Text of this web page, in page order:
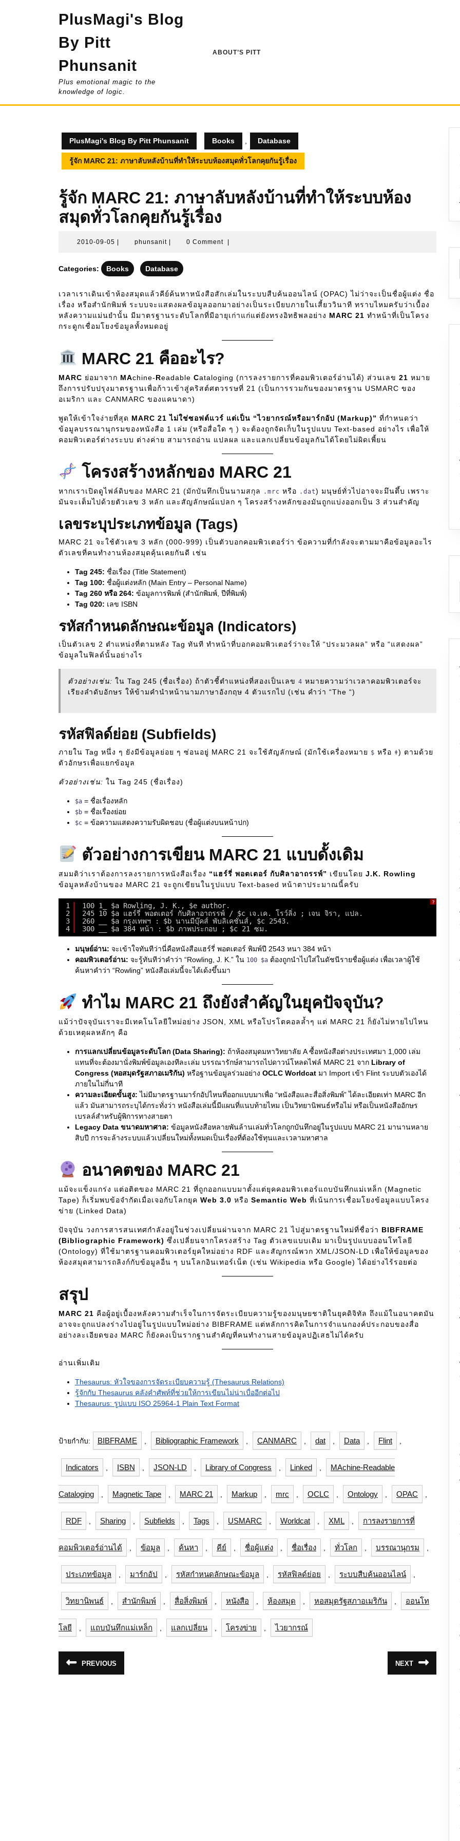
PlusMagi's Blog
By Pitt
Phunsanit
Plus emotional magic to the
knowledge of logic.
ABOUT’S PITT
PlusMagi's Blog By Pitt Phunsanit Books Database
รู้จัก MARC 21: ภาษาลับหลังบ้านที่ทำให้ระบบห้องสมุดทั่วโลกคุยกันรู้เรื่อง
รู้จัก MARC 21: ภาษาลับหลังบ้านที่ทำให้ระบบห้อง
สมุดทั่วโลกคุยกันรู้เรื่อง
2010-09-05 2010-phunsanit phunsanit0 Comment
Categories: Books Database
เวลาเราเดินเข้าห้องสมุดแล้วคีย์ค้นหาหนังสือสักเล่มในระบบสืบค้นออนไลน์ (OPAC) ไม่ว่าจะเป็นชื่อผู้แต่ง ชื่อ
เรื่อง หรือสำนักพิมพ์ ระบบจะแสดงผลข้อมูลออกมาอย่างเป็นระเบียบภายในเสี้ยววินาที ทราบไหมครับว่าเบื้อง
หลังความแม่นยำนั้น มีมาตรฐานระดับโลกที่มีอายุเก่าแก่แต่ยังทรงอิทธิพลอย่าง MARC 21 ทำหน้าที่เป็นโครง
กระดูกเชื่อมโยงข้อมูลทั้งหมดอยู่
MARC 21 คืออะไร?
MARC ย่อมาจาก MAchine-Readable Cataloging (การลงรายการที่คอมพิวเตอร์อ่านได้) ส่วนเลข 21 หมาย
ถึงการปรับปรุงมาตรฐานเพื่อก้าวเข้าสู่คริสต์ศตวรรษที่ 21 (เป็นการรวมกันของมาตรฐาน USMARC ของ
อเมริกา และ CANMARC ของแคนาดา)
พูดให้เข้าใจง่ายที่สุด MARC 21 ไม่ใช่ซอฟต์แวร์ แต่เป็น “ไวยากรณ์หรือมาร์กอัป (Markup)” ที่กำหนดว่า
ข้อมูลบรรณานุกรมของหนังสือ 1 เล่ม (หรือสื่อใด ๆ ) จะต้องถูกจัดเก็บในรูปแบบ Text-based อย่างไร เพื่อให้
คอมพิวเตอร์ต่างระบบ ต่างค่าย สามารถอ่าน แปลผล และแลกเปลี่ยนข้อมูลกันได้โดยไม่ผิดเพี้ยน
โครงสร้างหลักของ MARC 21
หากเราเปิดดูไฟล์ดิบของ MARC 21 (มักบันทึกเป็นนามสกุล .mrc หรือ .dat) มนุษย์ทั่วไปอาจจะมึนตึ้บ เพราะ
มันจะเต็มไปด้วยตัวเลข 3 หลัก และสัญลักษณ์แปลก ๆ โครงสร้างหลักของมันถูกแบ่งออกเป็น 3 ส่วนสำคัญ
เลขระบุประเภทข้อมูล (Tags)
MARC 21 จะใช้ตัวเลข 3 หลัก (000-999) เป็นตัวบอกคอมพิวเตอร์ว่า ข้อความที่กำลังจะตามมาคือข้อมูลอะไร
ตัวเลขที่คนทำงานห้องสมุดคุ้นเคยกันดี เช่น
Tag 245: ชื่อเรื่อง (Title Statement)
Tag 100: ชื่อผู้แต่งหลัก (Main Entry – Personal Name)
Tag 260 หรือ 264: ข้อมูลการพิมพ์ (สำนักพิมพ์, ปีที่พิมพ์)
Tag 020: เลข ISBN
รหัสกำหนดลักษณะข้อมูล (Indicators)
เป็นตัวเลข 2 ตำแหน่งที่ตามหลัง Tag ทันที ทำหน้าที่บอกคอมพิวเตอร์ว่าจะให้ “ประมวลผล” หรือ “แสดงผล”
ข้อมูลในฟิลด์นั้นอย่างไร
ตัวอย่างเช่น: ใน Tag 245 (ชื่อเรื่อง) ถ้าตัวชี้ตำแหน่งที่สองเป็นเลข 4 หมายความว่าเวลาคอมพิวเตอร์จะ
เรียงลำดับอักษร ให้ข้ามคำนำหน้านามภาษาอังกฤษ 4 ตัวแรกไป (เช่น คำว่า “The “)
รหัสฟิลด์ย่อย (Subfields)
ภายใน Tag หนึ่ง ๆ ยังมีข้อมูลย่อย ๆ ซ่อนอยู่ MARC 21 จะใช้สัญลักษณ์ (มักใช้เครื่องหมาย $ หรือ ǂ) ตามด้วย
ตัวอักษรเพื่อแยกข้อมูล
ตัวอย่างเช่น: ใน Tag 245 (ชื่อเรื่อง)
$a = ชื่อเรื่องหลัก
$b = ชื่อเรื่องย่อย
$c = ข้อความแสดงความรับผิดชอบ (ชื่อผู้แต่งบนหน้าปก)
ตัวอย่างการเขียน MARC 21 แบบดั้งเดิม
สมมติว่าเราต้องการลงรายการหนังสือเรื่อง “แฮร์รี่ พอตเตอร์ กับศิลาอาถรรพ์” เขียนโดย J.K. Rowling
ข้อมูลหลังบ้านของ MARC 21 จะถูกเขียนในรูปแบบ Text-based หน้าตาประมาณนี้ครับ
?
1
2
3
4
100 1_ $a Rowling, J. K., $e author.
245 10 $a แฮร์รี่ พอตเตอร์ กับศิลาอาถรรพ์ / $c เจ.เค. โรว์ลิ่ง ; เจน จิรา, แปล.
260 __ $a กรุงเทพฯ : $b นานมีบุ๊คส์ พับลิเคชั่นส์, $c 2543.
300 __ $a 384 หน้า : $b ภาพประกอบ ; $c 21 ซม.
มนุษย์อ่าน: จะเข้าใจทันทีว่านี่คือหนังสือแฮร์รี่ พอตเตอร์ พิมพ์ปี 2543 หนา 384 หน้า
คอมพิวเตอร์อ่าน: จะรู้ทันทีว่าคำว่า “Rowling, J. K.” ใน 100 $a ต้องถูกนำไปใส่ในดัชนีรายชื่อผู้แต่ง เพื่อเวลาผู้ใช้
ค้นหาคำว่า “Rowling” หนังสือเล่มนี้จะได้เด้งขึ้นมา
ทำไม MARC 21 ถึงยังสำคัญในยุคปัจจุบัน?
แม้ว่าปัจจุบันเราจะมีเทคโนโลยีใหม่อย่าง JSON, XML หรือโปรโตคอลล้ำๆ แต่ MARC 21 ก็ยังไม่หายไปไหน
ด้วยเหตุผลหลักๆ คือ
การแลกเปลี่ยนข้อมูลระดับโลก (Data Sharing): ถ้าห้องสมุดมหาวิทยาลัย A ซื้อหนังสือต่างประเทศมา 1,000 เล่ม
แทนที่จะต้องมานั่งพิมพ์ข้อมูลเองทีละเล่ม บรรณารักษ์สามารถไปดาวน์โหลดไฟล์ MARC 21 จาก Library of
Congress (หอสมุดรัฐสภาอเมริกัน) หรือฐานข้อมูลร่วมอย่าง OCLC Worldcat มา Import เข้า Flint ระบบตัวเองได้
ภายในไม่กี่นาที
ความละเอียดขั้นสูง: ไม่มีมาตรฐานมาร์กอัปไหนที่ออกแบบมาเพื่อ “หนังสือและสื่อสิ่งพิมพ์” ได้ละเอียดเท่า MARC อีก
แล้ว มันสามารถระบุได้กระทั่งว่า หนังสือเล่มนี้มีแผนที่แนบท้ายไหม เป็นวิทยานิพนธ์หรือไม่ หรือเป็นหนังสืออักษร
เบรลล์สำหรับผู้พิการทางสายตา
Legacy Data ขนาดมหาศาล: ข้อมูลหนังสือหลายพันล้านเล่มทั่วโลกถูกบันทึกอยู่ในรูปแบบ MARC 21 มานานหลาย
สิบปี การจะล้างระบบแล้วเปลี่ยนใหม่ทั้งหมดเป็นเรื่องที่ต้องใช้ทุนและเวลามหาศาล
อนาคตของ MARC 21
แม้จะแข็งแกร่ง แต่อติตของ MARC 21 ที่ถูกออกแบบมาตั้งแต่ยุคคอมพิวเตอร์แถบบันทึกแม่เหล็ก (Magnetic
Tape) ก็เริ่มพบข้อจำกัดเมื่อเจอกับโลกยุค Web 3.0 หรือ Semantic Web ที่เน้นการเชื่อมโยงข้อมูลแบบโครง
ข่าย (Linked Data)
ปัจจุบัน วงการสารสนเทศกำลังอยู่ในช่วงเปลี่ยนผ่านจาก MARC 21 ไปสู่มาตรฐานใหม่ที่ชื่อว่า BIBFRAME
(Bibliographic Framework) ซึ่งเปลี่ยนจากโครงสร้าง Tag ตัวเลขแบบเดิม มาเป็นรูปแบบออนโทโลยี
(Ontology) ที่ใช้มาตรฐานคอมพิวเตอร์ยุคใหม่อย่าง RDF และสัญกรณ์พวก XML/JSON-LD เพื่อให้ข้อมูลของ
ห้องสมุดสามารถลิงก์กับข้อมูลอื่น ๆ บนโลกอินเทอร์เน็ต (เช่น Wikipedia หรือ Google) ได้อย่างไร้รอยต่อ
สรุป
MARC 21 คือผู้อยู่เบื้องหลังความสำเร็จในการจัดระเบียบความรู้ของมนุษยชาติในยุคดิจิทัล ถึงแม้ในอนาคตมัน
อาจจะถูกแปลงร่างไปอยู่ในรูปแบบใหม่อย่าง BIBFRAME แต่หลักการคิดในการจำแนกองค์ประกอบของสื่อ
อย่างละเอียดของ MARC ก็ยังคงเป็นรากฐานสำคัญที่คนทำงานสายข้อมูลปฏิเสธไม่ได้ครับ
อ่านเพิ่มเติม
Thesaurus: หัวใจของการจัดระเบียบความรู้ (Thesaurus Relations)
รู้จักกับ Thesaurus คลังคำศัพท์ที่ช่วยให้การเขียนไม่น่าเบื่ออีกต่อไป
Thesaurus: รูปแบบ ISO 25964-1 Plain Text Format
ป้ายกำกับ: BIBFRAME Bibliographic Framework CANMARC dat Data Flint
Indicators ISBN JSON-LD Library of Congress Linked MAchine-Readable
Cataloging Magnetic Tape MARC 21 Markup mrc OCLC Ontology OPAC
RDF Sharing Subfields Tags USMARC Worldcat XML การลงรายการที่
คอมพิวเตอร์อ่านได้ ข้อมูล ค้นหา คีย์ ชื่อผู้แต่ง ชื่อเรื่อง ทั่วโลก บรรณานุกรม
ประเภทข้อมูล มาร์กอัป รหัสกำหนดลักษณะข้อมูล รหัสฟิลด์ย่อย ระบบสืบค้นออนไลน์
วิทยานิพนธ์ สำนักพิมพ์ สื่อสิ่งพิมพ์ หนังสือ ห้องสมุด หอสมุดรัฐสภาอเมริกัน ออนโท
โลยี แถบบันทึกแม่เหล็ก แลกเปลี่ยน โครงข่าย ไวยากรณ์
แนะแนว
เรื่อง
PREVIOUS
post:
NEXT
post: